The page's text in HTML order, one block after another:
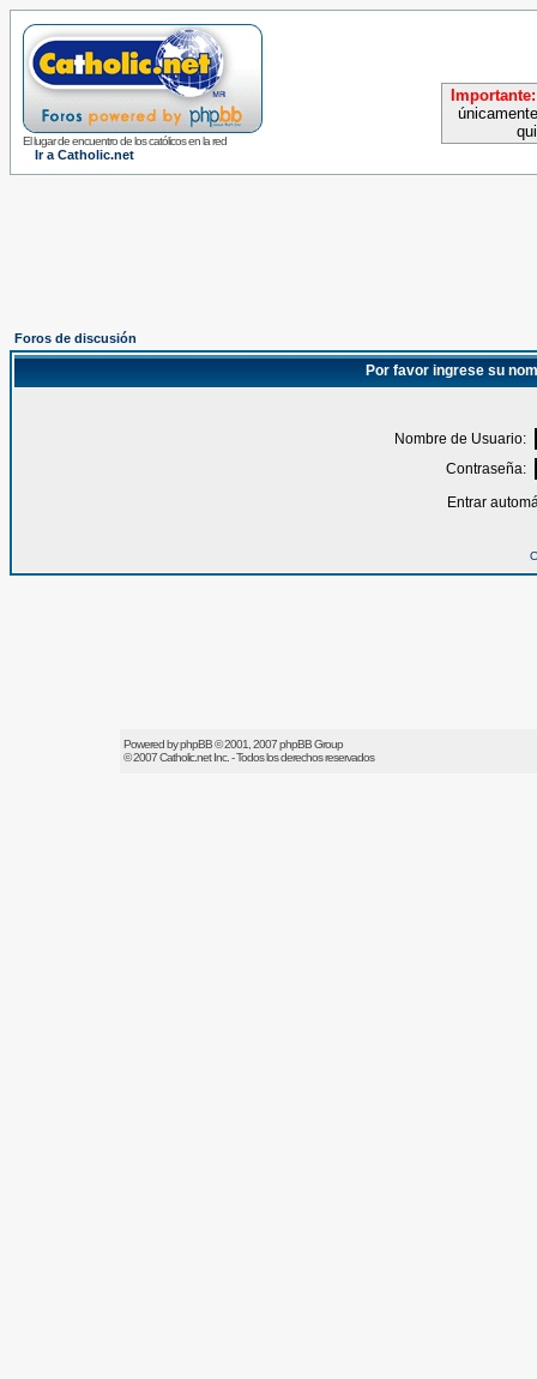
El lugar de encuentro de los católicos en la red
Ir a Catholic.net
Importante:
Foros de discusión
Por favor ingrese su
Nombre de Usuario:
Contraseña:
Entrar
Powered byphpBB© 2001, 2007 phpBB Group
© 2007Catholic.netInc. - Todos los derechos reservados